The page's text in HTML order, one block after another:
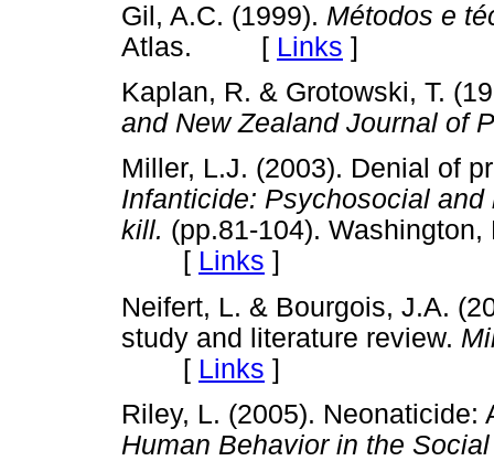
Gil, A.C. (1999). Métodos e
Atlas. [ Links ]
Kaplan, R. & Grotowski, T.
and New Zealand Journal of
Miller, L.J. (2003). Denial of
Infanticide: Psychosocial
kill. (pp.81-104).
[ Links ]
Neifert, L. & Bourgois, J.A.
study and literature review.
[ Links ]
Riley, L. (2005).
Human Behavior in the